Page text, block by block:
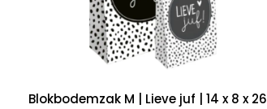
Blokbodemzak M | Lieve juf | 14 x 8 x 26